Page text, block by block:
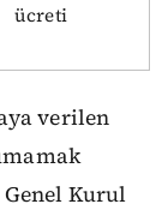
ücreti
verilen
Kurul